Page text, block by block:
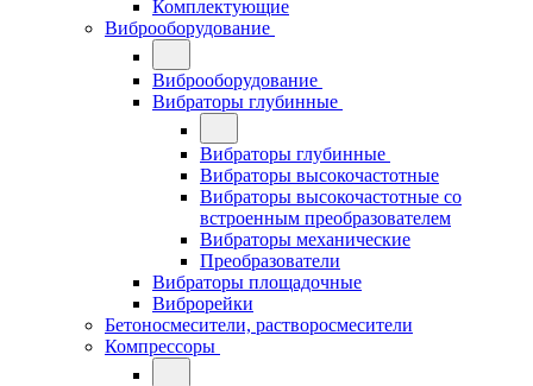
Комплектующие
Виброоборудование
Виброоборудование
Вибраторы глубинные
Вибраторы глубинные
Вибраторы высокочастотные
Вибраторы высокочастотные со
встроенным преобразователем
Вибраторы механические
Преобразователи
Вибраторы площадочные
Виброрейки
Бетоносмесители, растворосмесители
Компрессоры